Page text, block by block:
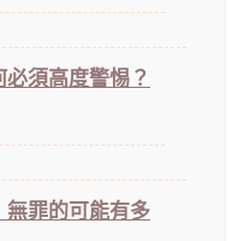
須高度警惕？
無罪的可能有多